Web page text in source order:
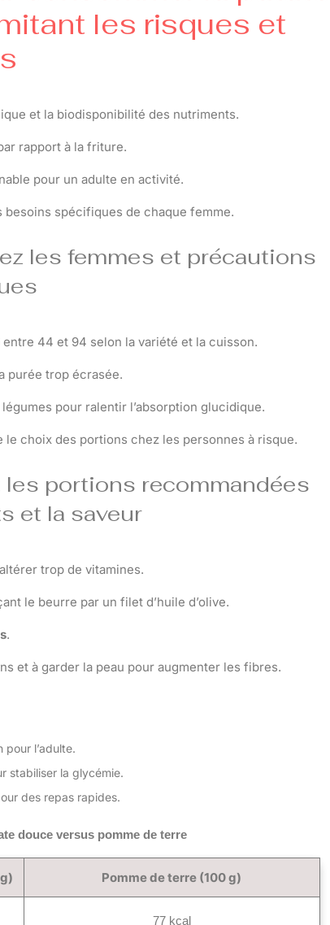
les risques et
et la biodisponibilité des nutriments.
rapport à la friture.
pour un adulte en activité.
besoins spécifiques de chaque femme.
les femmes et précautions
44 et 94 selon la variété et la cuisson.
purée trop écrasée.
pour ralentir l’absorption glucidique.
le choix des portions chez les personnes à risque.
portions recommandées
et la saveur
trop de vitamines.
le beurre par un filet d’huile d’olive.
.
et à garder la peau pour augmenter les fibres.
l’adulte.
stabiliser la glycémie.
des repas rapides.
douce versus pomme de terre
Pomme de terre (100 g)
77 kcal